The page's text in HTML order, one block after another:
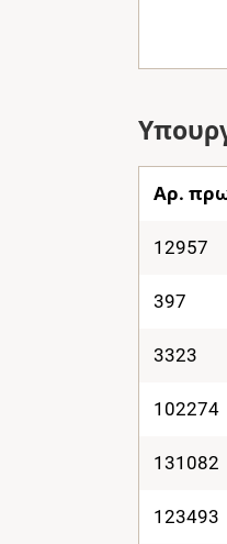
Αρ.
12957
397
3323
102274
131082
123493